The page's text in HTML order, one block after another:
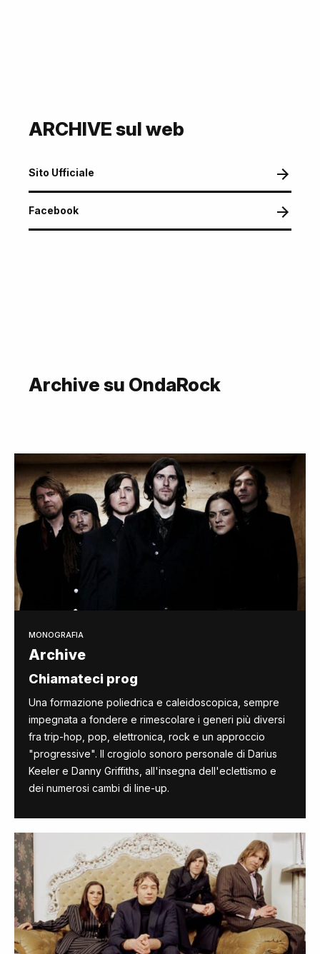
ARCHIVE sul web
Sito Ufficiale
Facebook
Archive su OndaRock
MONOGRAFIA
Archive
Chiamateci prog
Una formazione poliedrica e caleidoscopica, sempre
impegnata a fondere e rimescolare i generi più diversi
fra trip-hop, pop, elettronica, rock e un approccio
"progressive". Il crogiolo sonoro personale di Darius
Keeler e Danny Griffiths, all'insegna dell'eclettismo e
dei numerosi cambi di line-up.